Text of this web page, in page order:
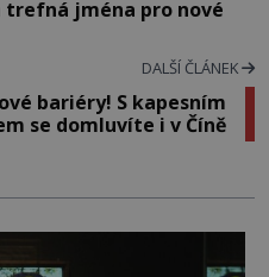
trefná jména pro nové
DALŠÍ ČLÁNEK
bariéry! S kapesním
se domluvíte i v Číně